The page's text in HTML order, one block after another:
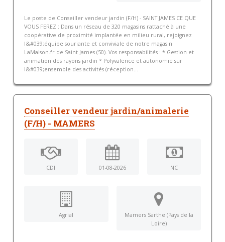
Le poste de Conseiller vendeur jardin (F/H) - SAINT JAMES CE QUE
VOUS FEREZ : Dans un réseau de 320 magasins rattaché à une
coopérative de proximité implantée en milieu rural, rejoignez
l&#039;équipe souriante et conviviale de notre magasin
LaMaison.fr de Saint James (50). Vos responsabilités : * Gestion et
animation des rayons jardin * Polyvalence et autonomie sur
l&#039;ensemble des activités (réception...
Conseiller vendeur jardin/animalerie
(F/H) - MAMERS
CDI 01-08-2026 NC
Agrial
Mamers Sarthe (Pays de la
Loire)